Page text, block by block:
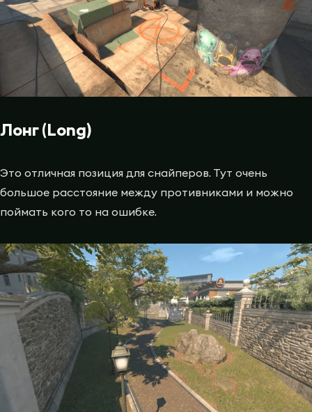
Лонг (Long)
Это отличная позиция для снайперов. Тут очень
большое расстояние между противниками и можно
поймать кого то на ошибке.